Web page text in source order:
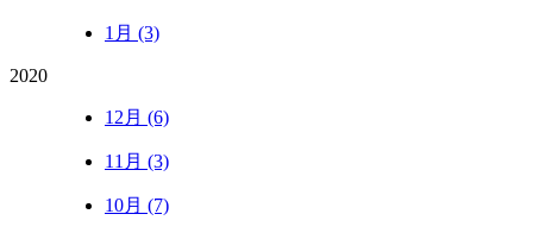
1月 (3)
2020
12月 (6)
11月 (3)
10月 (7)